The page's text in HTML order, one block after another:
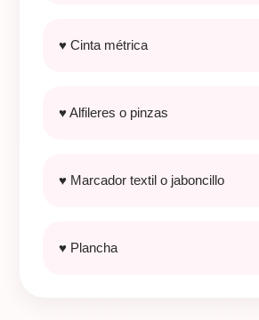
♥ Cinta métrica
♥ Alfileres o pinzas
♥ Marcador textil o jaboncillo
♥ Plancha